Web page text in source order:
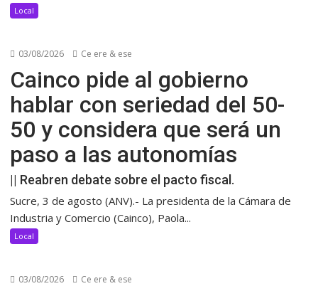
Local
03/08/2026 Ce ere & ese
Cainco pide al gobierno
hablar con seriedad del 50-
50 y considera que será un
paso a las autonomías
|| Reabren debate sobre el pacto fiscal.
Sucre, 3 de agosto (ANV).- La presidenta de la Cámara de
Industria y Comercio (Cainco), Paola...
Local
03/08/2026 Ce ere & ese